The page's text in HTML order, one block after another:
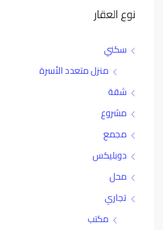
نوع العقار
سكني
منزل متعدد الأسرة
شقة
مشروع
مجمع
دوبليكس
محل
تجاري
مكتب